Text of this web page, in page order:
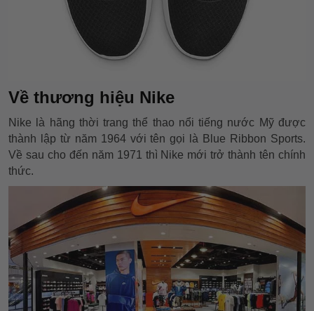
Về thương hiệu Nike
Nike là hãng thời trang thể thao nổi tiếng nước Mỹ được
thành lập từ năm 1964 với tên gọi là Blue Ribbon Sports.
Về sau cho đến năm 1971 thì Nike mới trở thành tên chính
thức.